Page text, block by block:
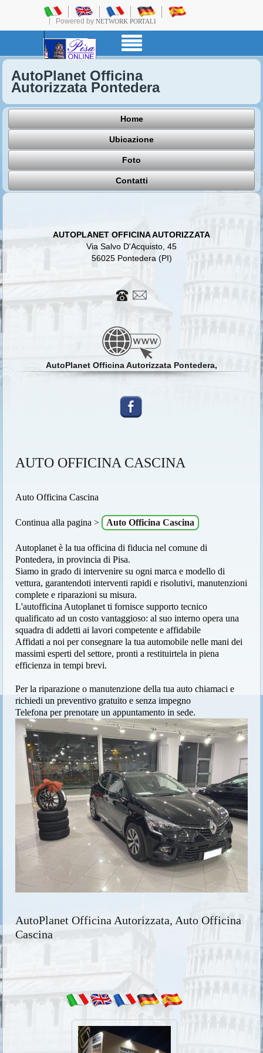
Powered by NETWORK PORTALI
AutoPlanet Officina
Autorizzata Pontedera
Home
Ubicazione
Foto
Contatti
AUTOPLANET OFFICINA AUTORIZZATA
Via Salvo D'Acquisto, 45
56025 Pontedera (PI)
AutoPlanet Officina Autorizzata Pontedera,
AUTO OFFICINA CASCINA
Auto Officina Cascina
Continua alla pagina > Auto Officina Cascina
Autoplanet è la tua officina di fiducia nel comune di
Pontedera, in provincia di Pisa.
Siamo in grado di intervenire su ogni marca e modello di
vettura, garantendoti interventi rapidi e risolutivi, manutenzioni
complete e riparazioni su misura.
L'autofficina Autoplanet ti fornisce supporto tecnico
qualificato ad un costo vantaggioso: al suo interno opera una
squadra di addetti ai lavori competente e affidabile
Affidati a noi per consegnare la tua automobile nelle mani dei
massimi esperti del settore, pronti a restituirtela in piena
efficienza in tempi brevi.
Per la riparazione o manutenzione della tua auto chiamaci e
richiedi un preventivo gratuito e senza impegno
Telefona per prenotare un appuntamento in sede.
AutoPlanet Officina Autorizzata, Auto Officina
Cascina